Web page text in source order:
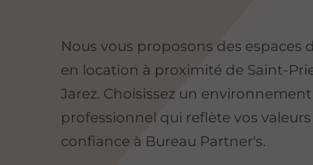
Nous vous proposons des espaces
en location à proximité de Saint-
Jarez. Choisissez un environnement
professionnel qui reflète vos
confiance à Bureau Partner's.